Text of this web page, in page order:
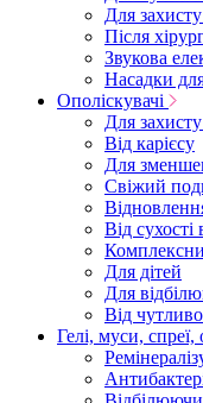
Для
Після
Звукова
Насадки
Ополіскувачі
Для
Від карієсу
Для
Свіжий
Від сухості
Для дітей
Для
Від
Гелі, муси, спреї,